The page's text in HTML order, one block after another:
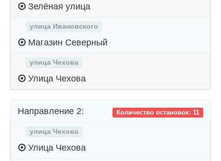
Зелёная улица
улица Ивановского
Магазин Северный
улица Чехова
Улица Чехова
Количество остановок: 11
Направление 2:
улица Чехова
Улица Чехова